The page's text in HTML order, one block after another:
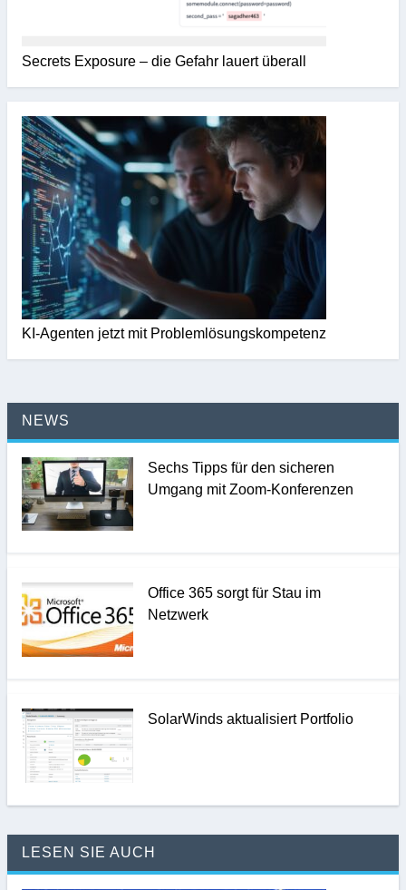
Secrets Exposure – die Gefahr lauert überall
KI-Agenten jetzt mit Problemlösungskompetenz
NEWS
Sechs Tipps für den sicheren
Umgang mit Zoom-Konferenzen
Office 365 sorgt für Stau im
Netzwerk
SolarWinds aktualisiert Portfolio
LESEN SIE AUCH